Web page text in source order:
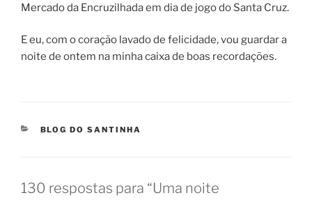
Mercado da Encruzilhada em dia de jogo do Santa Cruz.
E eu, com o coração lavado de felicidade, vou guardar a
noite de ontem na minha caixa de boas recordações.
CATEGORIAS
BLOG DO SANTINHA
130 respostas para “Uma noite